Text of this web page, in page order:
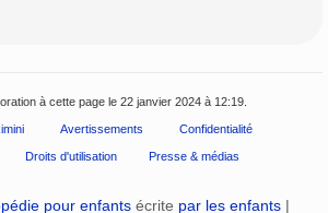
à cette page le 22 janvier 2024 à 12:19.
Avertissements Confidentialité
Droits d'utilisation Presse & médias
pour enfants écrite par les enfants |